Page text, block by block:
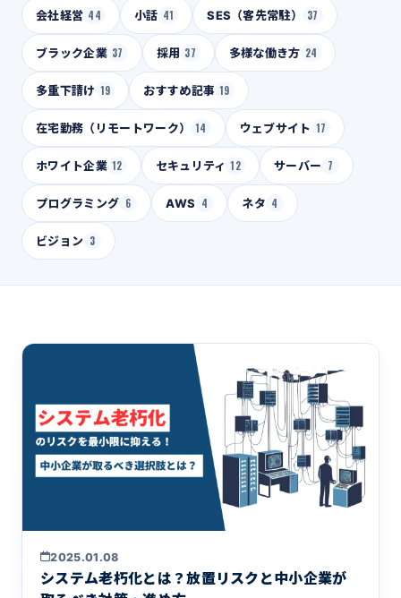
会社経営 44 小話 41 SES（客先常駐） 37
ブラック企業 37 採用 37 多様な働き方 24
多重下請け 19 おすすめ記事 19
在宅勤務（リモートワーク） 14 ウェブサイト 17
ホワイト企業 12 セキュリティ 12 サーバー 7
プログラミング 6 AWS 4 ネタ 4
ビジョン 3
2025.01.08
システム老朽化とは？放置リスクと中小企業が